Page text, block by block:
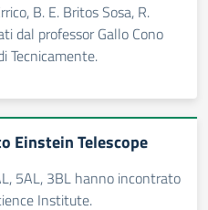
B. E. Britos Sosa, R.
dal professor Gallo Cono
Tecnicamente.
Einstein Telescope
5AL, 3BL hanno incontrato
Institute.